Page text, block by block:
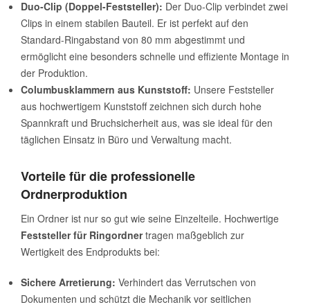
Duo-Clip (Doppel-Feststeller): Der Duo-Clip verbindet zwei
Clips in einem stabilen Bauteil. Er ist perfekt auf den
Standard-Ringabstand von 80 mm abgestimmt und
ermöglicht eine besonders schnelle und effiziente Montage in
der Produktion.
Columbusklammern aus Kunststoff: Unsere Feststeller
aus hochwertigem Kunststoff zeichnen sich durch hohe
Spannkraft und Bruchsicherheit aus, was sie ideal für den
täglichen Einsatz in Büro und Verwaltung macht.
Vorteile für die professionelle
Ordnerproduktion
Ein Ordner ist nur so gut wie seine Einzelteile. Hochwertige
Feststeller für Ringordnertragen maßgeblich zur
Wertigkeit des Endprodukts bei:
Sichere Arretierung: Verhindert das Verrutschen von
Dokumenten und schützt die Mechanik vor seitlichen